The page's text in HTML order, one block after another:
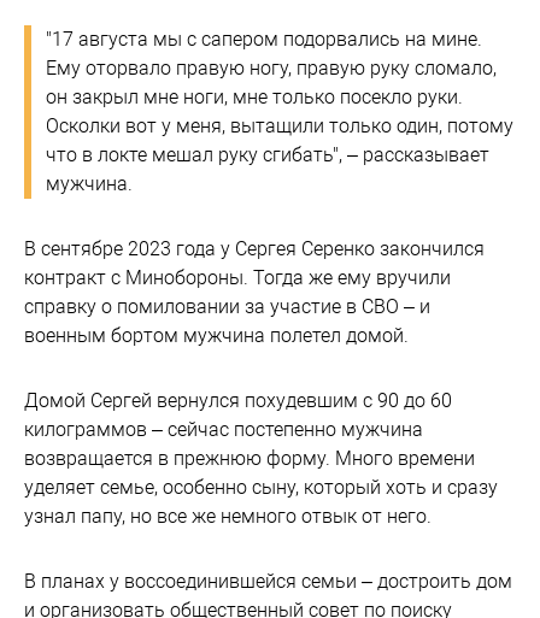
"17 августа мы с сапером подорвались на мине.
Ему оторвало правую ногу, правую руку сломало,
он закрыл мне ноги, мне только посекло руки.
Осколки вот у меня, вытащили только один, потому
что в локте мешал руку сгибать", – рассказывает
мужчина.
В сентябре 2023 года у Сергея Серенко закончился
контракт с Минобороны. Тогда же ему вручили
справку о помиловании за участие в СВО – и
военным бортом мужчина полетел домой.
Домой Сергей вернулся похудевшим с 90 до 60
килограммов – сейчас постепенно мужчина
возвращается в прежнюю форму. Много времени
уделяет семье, особенно сыну, который хоть и сразу
узнал папу, но все же немного отвык от него.
В планах у воссоединившейся семьи – достроить дом
и организовать общественный совет по поиску